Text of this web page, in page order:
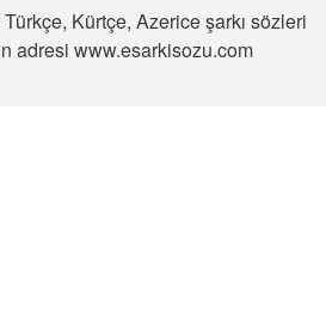
Kürtçe, Azerice şarkı sözleri
adresi www.esarkisozu.com